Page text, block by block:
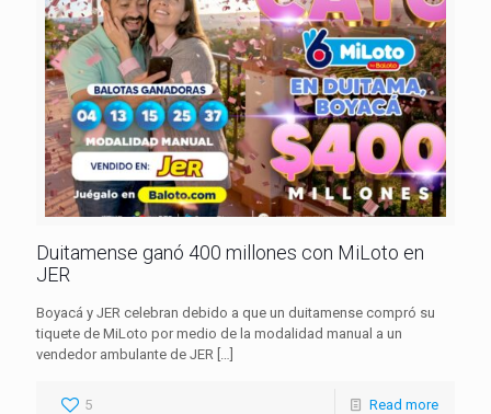
Duitamense ganó 400 millones con MiLoto en
JER
Boyacá y JER celebran debido a que un duitamense compró su
tiquete de MiLoto por medio de la modalidad manual a un
vendedor ambulante de JER […]
5 Read more